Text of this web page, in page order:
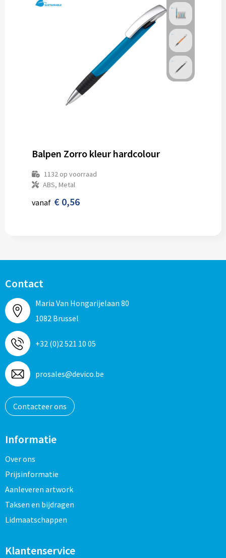
Balpen Zorro kleur hardcolour
1132op voorraad
ABS, Metal
vanaf € 0,56
Contact
Maria Van Hongarijelaan 80
1082 Brussel
+32 (0)2 521 10 05
prosales@devico.be
Contacteer ons
Informatie
Over ons
Prijsinformatie
Aanleveren artwork
Taksen en bijdragen
Lidmaatschappen
Klantenservice